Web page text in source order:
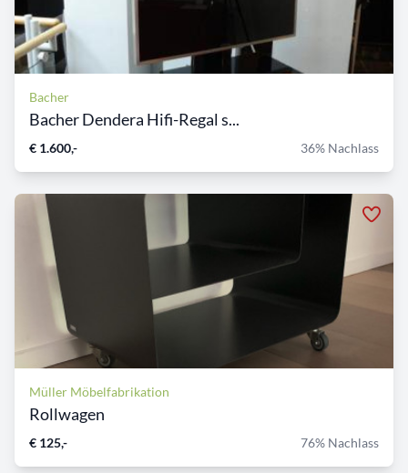
Bacher
Bacher Dendera Hifi-Regal s...
€ 1.600,- 36% Nachlass
Müller Möbelfabrikation
Rollwagen
€ 125,- 76% Nachlass